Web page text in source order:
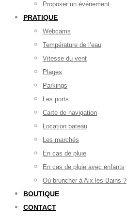
Proposer un événement
PRATIQUE
Webcams
Température de l’eau
Vitesse du vent
Plages
Parkings
Les ports
Carte de navigation
Location bateau
Les marchés
En cas de pluie
En cas de pluie avec enfants
Où bruncher à Aix-les-Bains ?
BOUTIQUE
CONTACT